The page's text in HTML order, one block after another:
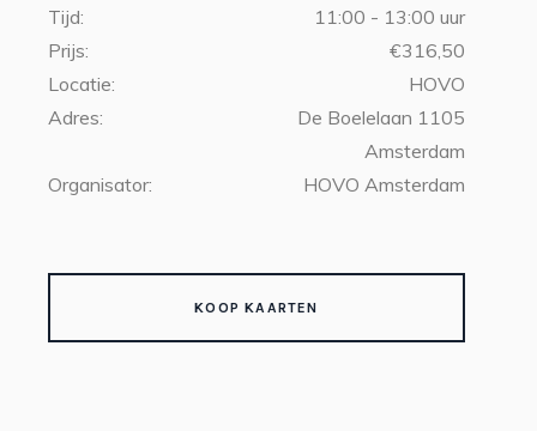
Tijd:
11:00 - 13:00 uur
Prijs:
€316,50
Locatie:
HOVO
Adres:
De Boelelaan 1105
Amsterdam
Organisator:
HOVO Amsterdam
KOOP KAARTEN